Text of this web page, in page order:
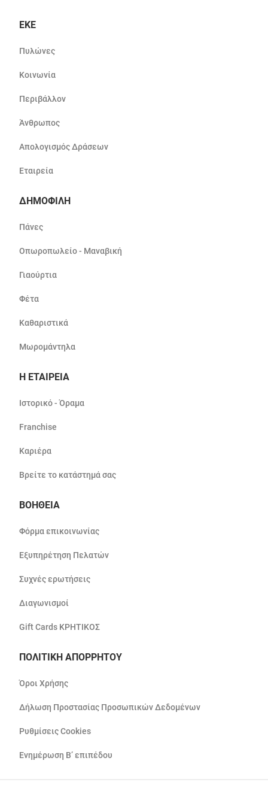
ΕΚΕ
Πυλώνες
Κοινωνία
Περιβάλλον
Άνθρωπος
Απολογισμός Δράσεων
Εταιρεία
ΔΗΜΟΦΙΛΗ
Πάνες
Οπωροπωλείο - Μαναβική
Γιαούρτια
Φέτα
Καθαριστικά
Μωρομάντηλα
Η ΕΤΑΙΡΕΙΑ
Ιστορικό - Όραμα
Franchise
Καριέρα
Βρείτε το κατάστημά σας
ΒΟΗΘΕΙΑ
Φόρμα επικοινωνίας
Εξυπηρέτηση Πελατών
Συχνές ερωτήσεις
Διαγωνισμοί
Gift Cards ΚΡΗΤΙΚΟΣ
ΠΟΛΙΤΙΚΗ ΑΠΟΡΡΗΤΟΥ
Όροι Χρήσης
Δήλωση Προστασίας Προσωπικών Δεδομένων
Ρυθμίσεις Cookies
Ενημέρωση Β’ επιπέδου